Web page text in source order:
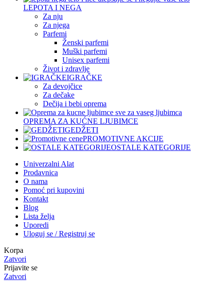
LEPOTA I NEGA
Za nju
Za njega
Parfemi
Ženski parfemi
Muški parfemi
Unisex parfemi
Život i zdravlje
IGRAČKE
Za devojčice
Za dečake
Dečija i bebi oprema
OPREMA ZA KUĆNE LJUBIMCE
GEDŽETI
PROMOTIVNE AKCIJE
OSTALE KATEGORIJE
Univerzalni Alat
Prodavnica
O nama
Pomoć pri kupovini
Kontakt
Blog
Lista želja
Uporedi
Uloguj se / Registruj se
Korpa
Zatvori
Prijavite se
Zatvori